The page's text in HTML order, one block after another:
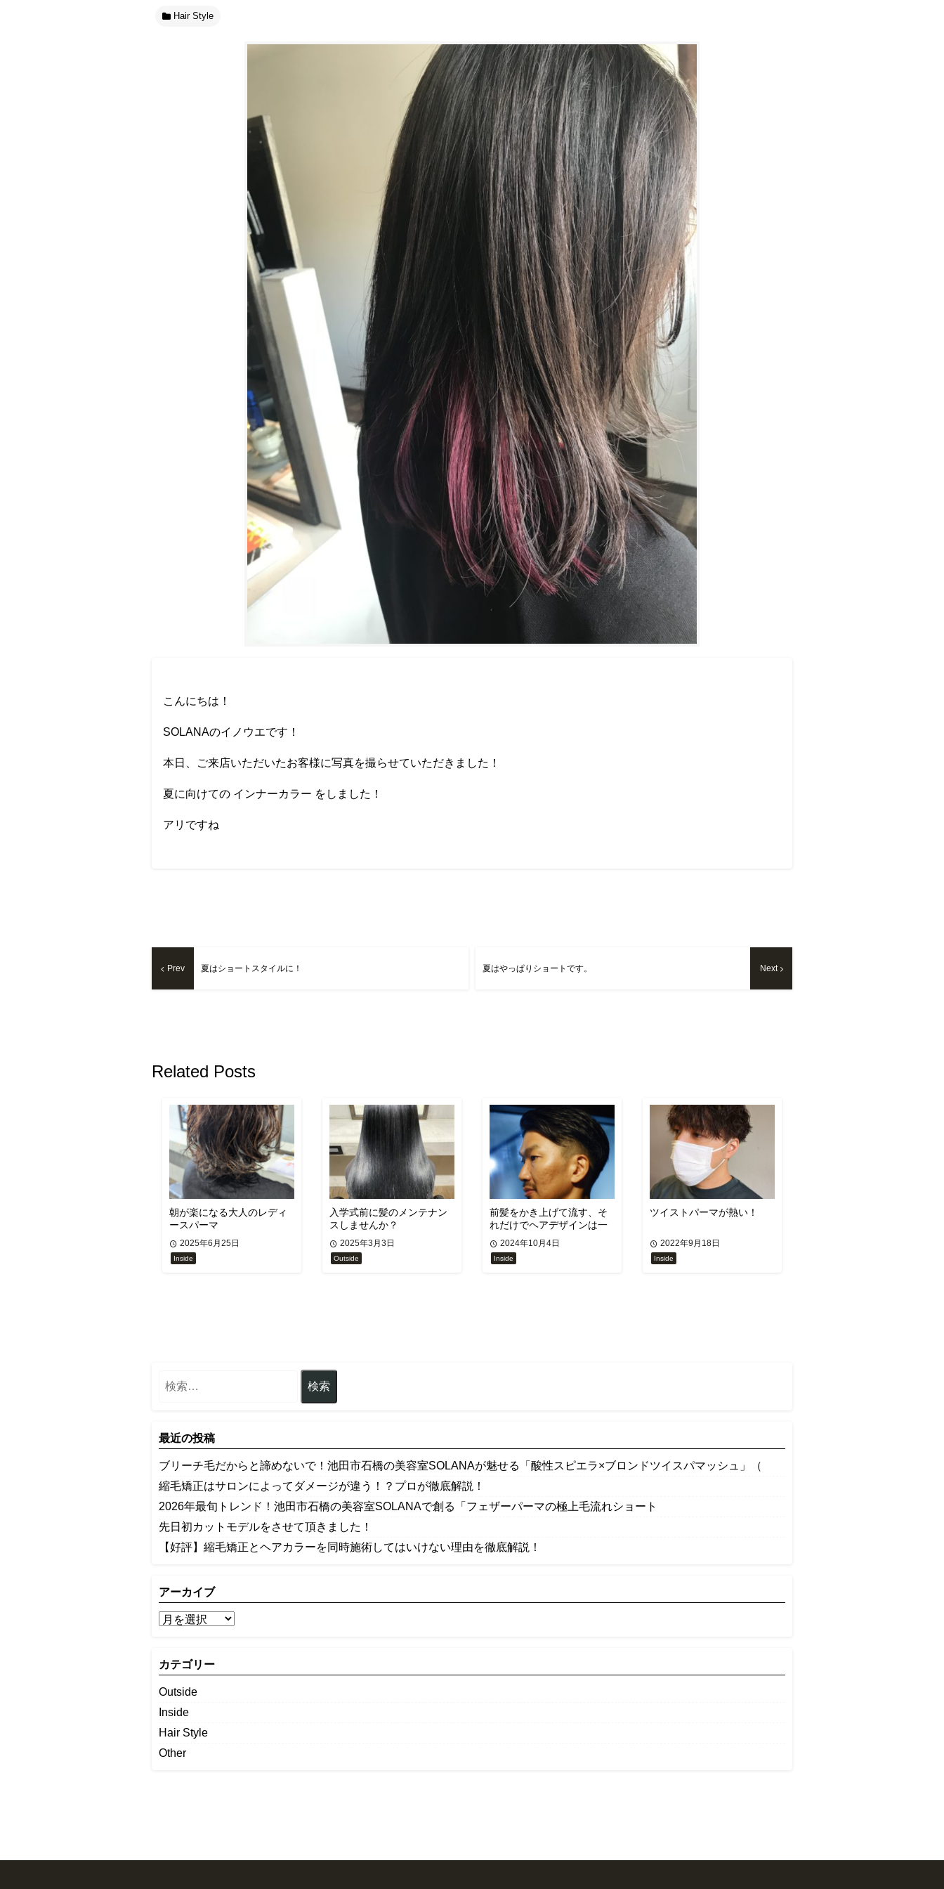
Hair Style
こんにちは！
SOLANAのイノウエです！
本日、ご来店いただいたお客様に写真を撮らせていただきました！
夏に向けての インナーカラー をしました！
アリですね
Prev 夏はショートスタイルに！ Next
夏はやっぱりショートです。
Related Posts
朝が楽になる大人のレディ
ースパーマ
2025年6月25日
Inside
入学式前に髪のメンテナン
スしませんか？
2025年3月3日
Outside
前髪をかき上げて流す、そ
れだけでヘアデザインは一
気に大人っぽく、セクシー
にかっこよくなる。
2024年10月4日
Inside
ツイストパーマが熱い！
2022年9月18日
Inside
最近の投稿
ブリーチ毛だからと諦めないで！池田市石橋の美容室SOLANAが魅せる「酸性スピエラ×ブロンドツイスパマッシュ」（
縮毛矯正はサロンによってダメージが違う！？プロが徹底解説！
2026年最旬トレンド！池田市石橋の美容室SOLANAで創る「フェザーパーマの極上毛流れショート
先日初カットモデルをさせて頂きました！
【好評】縮毛矯正とヘアカラーを同時施術してはいけない理由を徹底解説！
アーカイブ
カテゴリー
Outside
Inside
Hair Style
Other